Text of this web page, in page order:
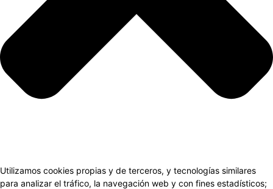
Utilizamos cookies propias y de terceros, y tecnologías similares
para analizar el tráfico, la navegación web y con fines estadísticos;